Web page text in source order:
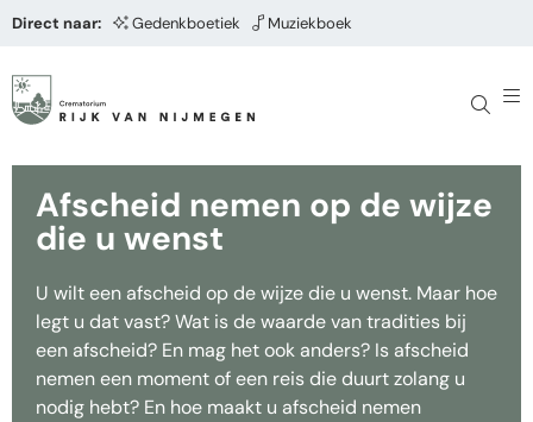
Direct naar: Gedenkboetiek Muziekboek
Afscheid nemen op de wijze
die u wenst
U wilt een afscheid op de wijze die u wenst. Maar hoe
legt u dat vast? Wat is de waarde van tradities bij
een afscheid? En mag het ook anders? Is afscheid
nemen een moment of een reis die duurt zolang u
nodig hebt? En hoe maakt u afscheid nemen